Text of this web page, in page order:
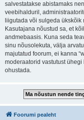
salvestatakse abistamaks
veebihalduril,
liigutada või sulgeda
Kasutajana nõustud sa, et
andmebaasis. Kuna seda
sinu nõusolekuta, välja
majutatud foorum, ei kanna
moderaatorid vastutust
ohustada.
Foorumi pealeht